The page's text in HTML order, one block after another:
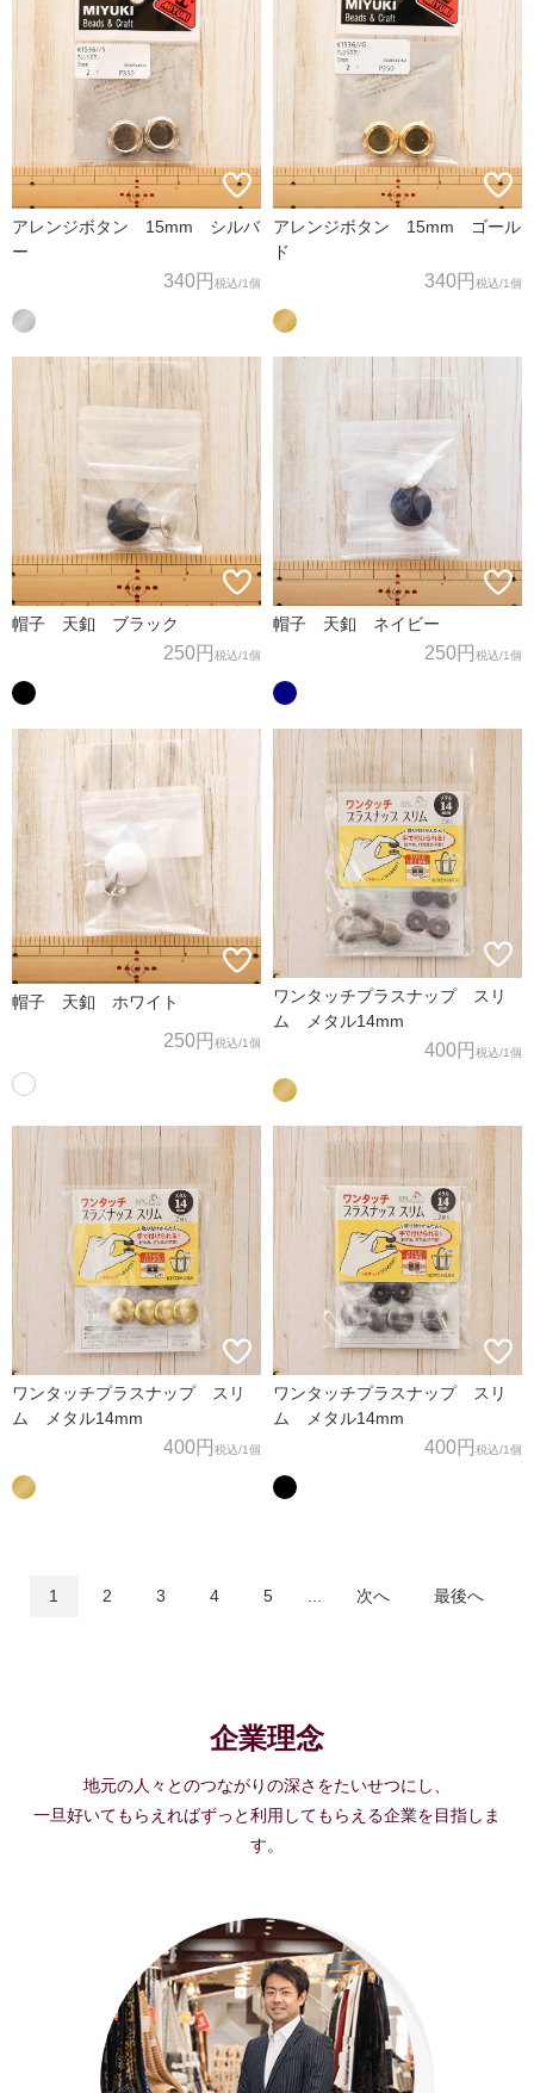
アレンジボタン 15mm シルバ
ー
340円 税込/1個
アレンジボタン 15mm ゴール
ド
340円 税込/1個
帽子 天釦 ブラック
250円 税込/1個
帽子 天釦 ネイビー
250円 税込/1個
帽子 天釦 ホワイト
250円 税込/1個
ワンタッチプラスナップ スリ
ム メタル14mm
400円 税込/1個
ワンタッチプラスナップ スリ
ム メタル14mm
400円 税込/1個
ワンタッチプラスナップ スリ
ム メタル14mm
400円 税込/1個
1 2 3 4 5 次へ 最後へ
企業理念
地元の人々とのつながりの深さをたいせつにし、
一旦好いてもらえればずっと利用してもらえる企業を目指しま
す。